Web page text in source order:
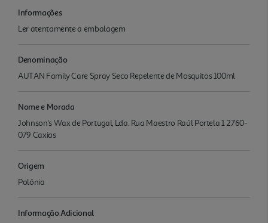
Informações
Ler atentamente a embalagem
Denominação
AUTAN Family Care Spray Seco Repelente de Mosquitos 100ml
Nome e Morada
Johnson's Wax de Portugal, Lda. Rua Maestro Raúl Portela 1 2760-
079 Caxias
Origem
Polónia
Informação Adicional